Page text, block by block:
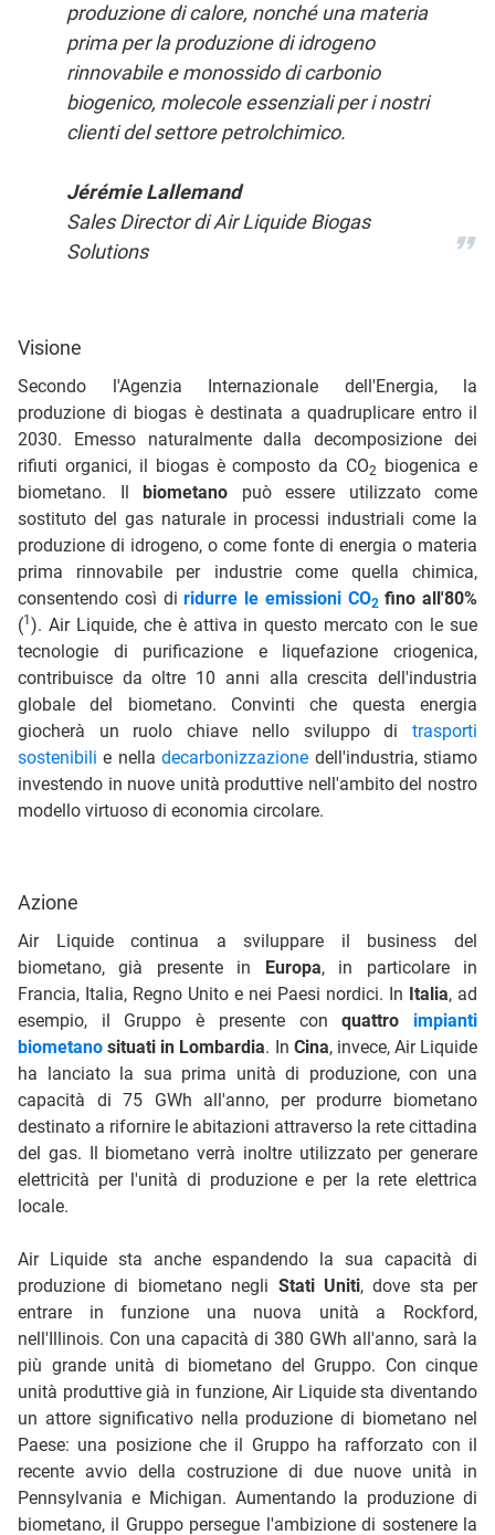
produzione di calore, nonché una materia
prima per la produzione di idrogeno
rinnovabile e monossido di carbonio
biogenico, molecole essenziali per i nostri
clienti del settore petrolchimico.
Jérémie Lallemand
Sales Director di Air Liquide Biogas
Solutions
Visione
Secondo l'Agenzia Internazionale dell'Energia, la
produzione di biogas è destinata a quadruplicare entro il
2030. Emesso naturalmente dalla decomposizione dei
rifiuti organici, il biogas è composto da CO2 biogenica e
biometano. Il biometano può essere utilizzato come
sostituto del gas naturale in processi industriali come la
produzione di idrogeno, o come fonte di energia o materia
prima rinnovabile per industrie come quella chimica,
consentendo così diridurre le emissioni CO2fino all'80%
(1 ). Air Liquide, che è attiva in questo mercato con le sue
tecnologie di purificazione e liquefazione criogenica,
contribuisce da oltre 10 anni alla crescita dell'industria
globale del biometano. Convinti che questa energia
giocherà un ruolo chiave nello sviluppo di trasporti
sostenibili e nelladecarbonizzazione dell'industria, stiamo
investendo in nuove unità produttive nell'ambito del nostro
modello virtuoso di economia circolare.
Azione
Air Liquide continua a sviluppare il business del
biometano, già presente in Europa, in particolare in
Francia, Italia, Regno Unito e nei Paesi nordici. In Italia, ad
esempio, il Gruppo è presente conquattro impianti
biometano situati in Lombardia. In Cina, invece, Air Liquide
ha lanciato la sua prima unità di produzione, con una
capacità di 75 GWh all'anno, per produrre biometano
destinato a rifornire le abitazioni attraverso la rete cittadina
del gas. Il biometano verrà inoltre utilizzato per generare
elettricità per l'unità di produzione e per la rete elettrica
locale.
Air Liquide sta anche espandendo la sua capacità di
produzione di biometano negli Stati Uniti, dove sta per
entrare in funzione una nuova unità a Rockford,
nell'Illinois. Con una capacità di 380 GWh all'anno, sarà la
più grande unità di biometano del Gruppo. Con cinque
unità produttive già in funzione, Air Liquide sta diventando
un attore significativo nella produzione di biometano nel
Paese: una posizione che il Gruppo ha rafforzato con il
recente avvio della costruzione di due nuove unità in
Pennsylvania e Michigan. Aumentando la produzione di
biometano, il Gruppo persegue l'ambizione di sostenere la